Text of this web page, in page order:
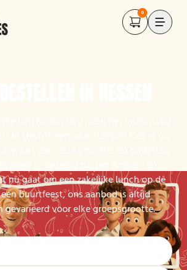
0
nu gaat om een zakelijke lunch op de
buurtfeest, ons aanbod is altijd
gevarieerd voor elke groepsgrootte.